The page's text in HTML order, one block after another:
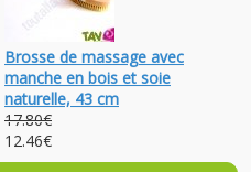
Brosse de massage avec
manche en bois et soie
naturelle, 43 cm
17.80€
12.46€